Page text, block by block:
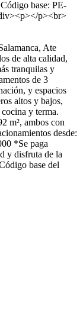
base: PE-
p><br>
Ate
de alta calidad,
tranquilas y
de 3
y espacios
altos y bajos,
y terma.
m², ambos con
desde:
*Se paga
y disfruta de la
base del